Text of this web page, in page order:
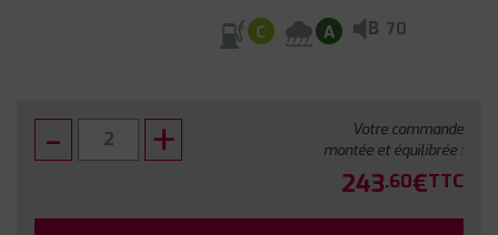
C A B 70
Votre commande
montée et équilibrée :
243.60€TTC